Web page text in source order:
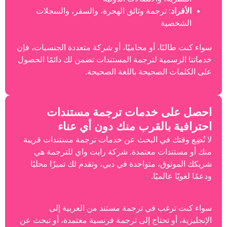
وثائق الهجرة، والسفر، والسجلات
أو محاميًا، أو شركة متعددة الجنسيات، فإن
لترجمة المستندات تضمن لك دائمًا الحصول
باللغة الصحيحة.
خدمات ترجمة مستندات
منك دون أي عناء
البحث عن خدمات ترجمة مستندات قريبة
معتمدة. شركة رايت واي للترجمة هي
متواجدة في دبي، وتقدم لك تميزًا محليًا
في ترجمة مستند من العربية إلى
تحتاج إلى ترجمة فرنسية معتمدة، أو تبحث عن